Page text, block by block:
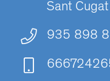
Sant
935 898